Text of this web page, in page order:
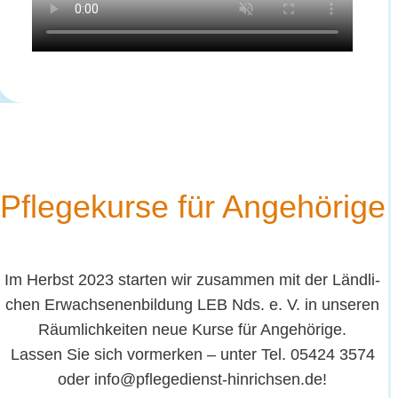
Pfle­ge­kur­se für Angehörige
Im Herbst 2023 star­ten wir zusam­men mit der Länd­li­
chen Erwach­se­nen­bil­dung LEB Nds. e. V. in unse­ren
Räum­lich­kei­ten neue Kur­se für Ange­hö­ri­ge.
Las­sen Sie sich vor­mer­ken – unter Tel. 05424 3574
oder info@pflegedienst-hinrichsen.de!